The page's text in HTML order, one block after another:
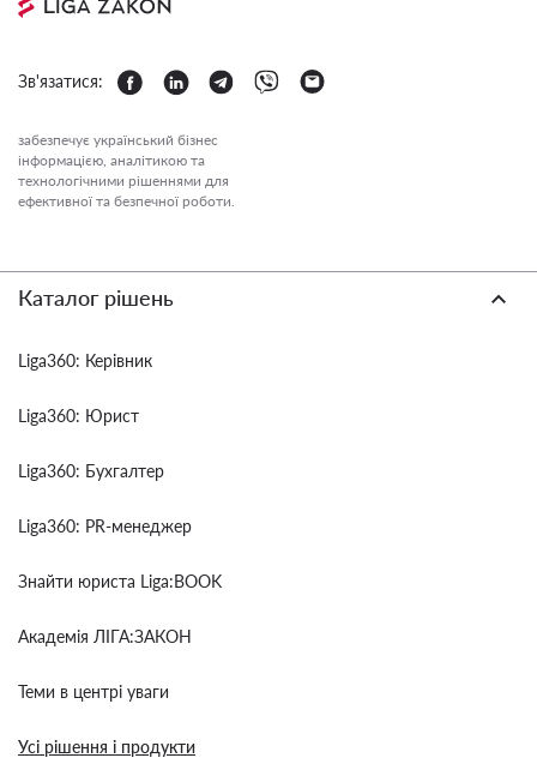
Зв'язатися:
забезпечує український бізнес
інформацією, аналітикою та
технологічними рішеннями для
ефективної та безпечної роботи.
Каталог рішень
Liga360: Керівник
Liga360: Юрист
Liga360: Бухгалтер
Liga360: PR-менеджер
Знайти юриста Liga:BOOK
Академія ЛІГА:ЗАКОН
Теми в центрі уваги
Усі рішення і продукти